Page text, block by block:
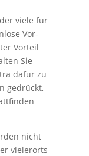
viele für
Vor-
Vorteil
Sie
dafür zu
gedrückt,
nicht
vielerorts